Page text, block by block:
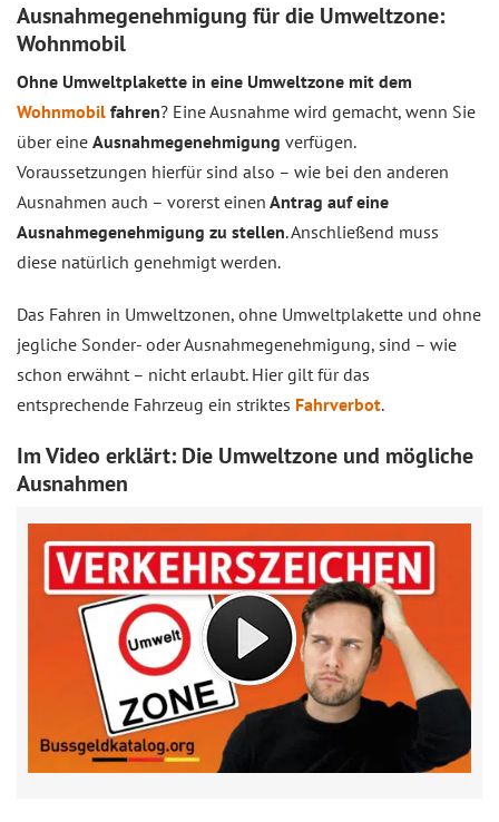
Ausnahmegenehmigung für die Umweltzone:
Wohnmobil
Ohne Umweltplakette in eine Umweltzone mit dem
Wohnmobil fahren? Eine Ausnahme wird gemacht, wenn Sie
über eine Ausnahmegenehmigung verfügen.
Voraussetzungen hierfür sind also – wie bei den anderen
Ausnahmen auch – vorerst einen Antrag auf eine
Ausnahmegenehmigung zu stellen. Anschließend muss
diese natürlich genehmigt werden.
Das Fahren in Umweltzonen, ohne Umweltplakette und ohne
jegliche Sonder- oder Ausnahmegenehmigung, sind – wie
schon erwähnt – nicht erlaubt. Hier gilt für das
entsprechende Fahrzeug ein striktes Fahrverbot.
Im Video erklärt: Die Umweltzone und mögliche
Ausnahmen